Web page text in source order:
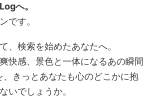
へ。
です。
、検索を始めたあなたへ。
快感、景色と一体になるあの瞬間
きっとあなたも心のどこかに抱
いでしょうか。